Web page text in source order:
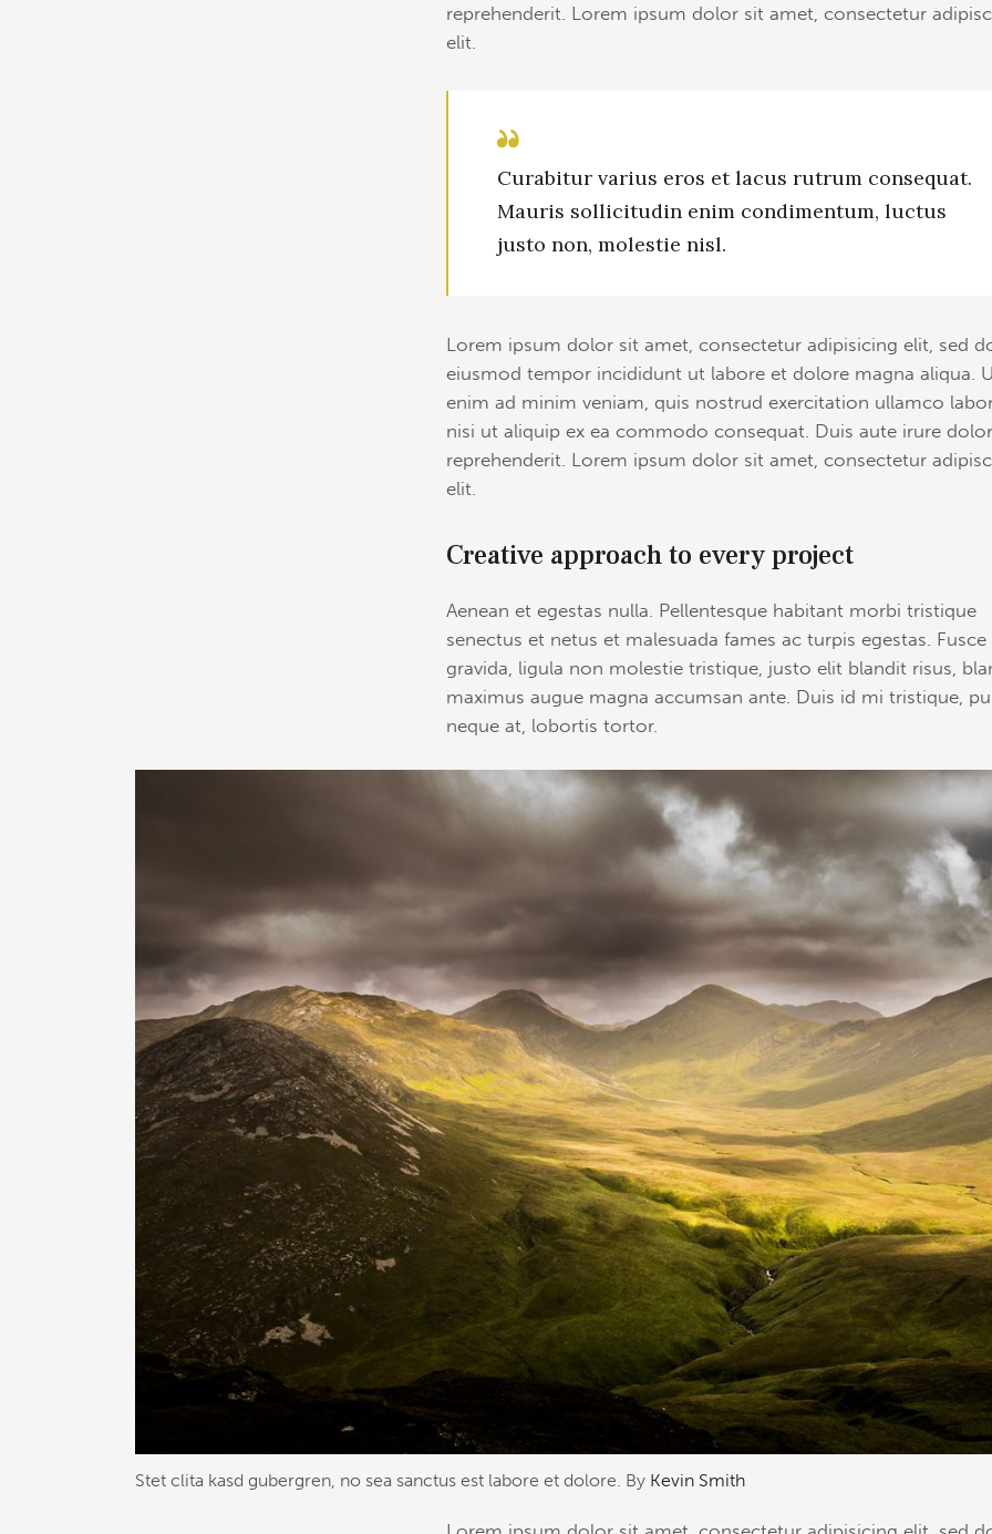
reprehenderit. Lorem ipsum dolor sit amet, consectetur
elit.
Curabitur varius eros et lacus rutrum consequat.
Mauris sollicitudin enim condimentum, luctus
justo non, molestie nisl.
Lorem ipsum dolor sit amet, consectetur adipisicing elit, sed
eiusmod tempor incididunt ut labore et dolore magna aliqua.
enim ad minim veniam, quis nostrud exercitation ullamco
nisi ut aliquip ex ea commodo consequat. Duis aute irure
reprehenderit. Lorem ipsum dolor sit amet, consectetur
elit.
Creative approach to every project
Aenean et egestas nulla. Pellentesque habitant morbi tristique
senectus et netus et malesuada fames ac turpis egestas. Fusce
gravida, ligula non molestie tristique, justo elit blandit risus,
maximus augue magna accumsan ante. Duis id mi tristique,
neque at, lobortis tortor.
Stet clita kasd gubergren, no sea sanctus est labore et dolore. By Kevin Smith